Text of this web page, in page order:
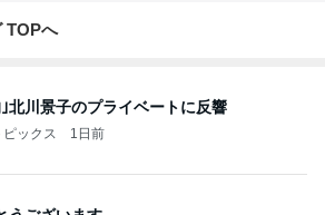
TOPへ
北川景子のプライベートに反響
ックス 1日前